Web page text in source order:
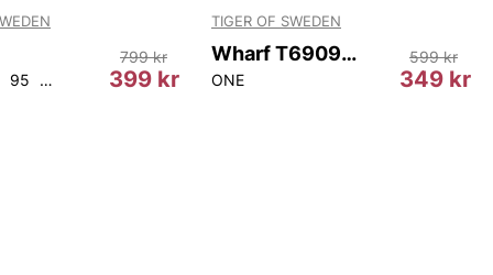
95 100 399 kr
799 kr
TIGER OF SWEDEN
Wharf T69097 403
ONE 349 kr
599 kr